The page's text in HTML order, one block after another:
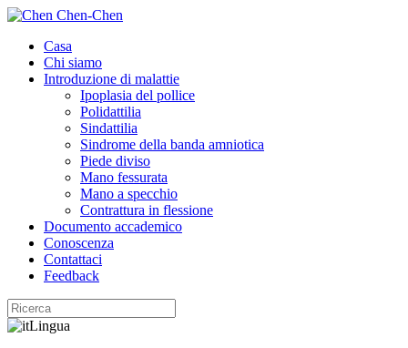
Casa
Chi siamo
Introduzione di malattie
Ipoplasia del pollice
Polidattilia
Sindattilia
Sindrome della banda amniotica
Piede diviso
Mano fessurata
Mano a specchio
Contrattura in flessione
Documento accademico
Conoscenza
Contattaci
Feedback
Lingua